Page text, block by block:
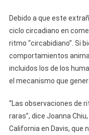
Debido a que este
ciclo circadiano en
ritmo “circabidiano”. Si
comportamientos
incluidos los de los
el mecanismo que
“Las observaciones de
raras”, dice Joanna
California en Davis, que